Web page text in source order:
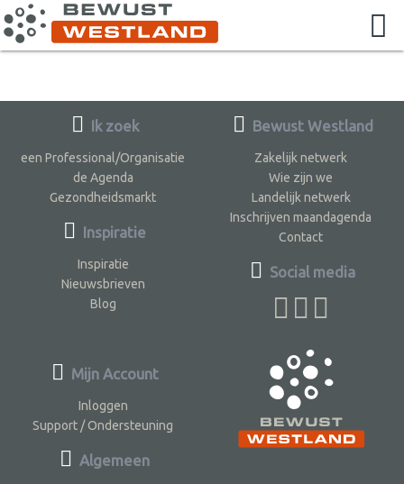
Ik zoek
een Professional/Organisatie
de Agenda
Gezondheidsmarkt
Inspiratie
Inspiratie
Nieuwsbrieven
Blog
Bewust Westland
Zakelijk netwerk
Wie zijn we
Landelijk netwerk
Inschrijven maandagenda
Contact
Social media
Mijn Account
Inloggen
Support / Ondersteuning
Algemeen